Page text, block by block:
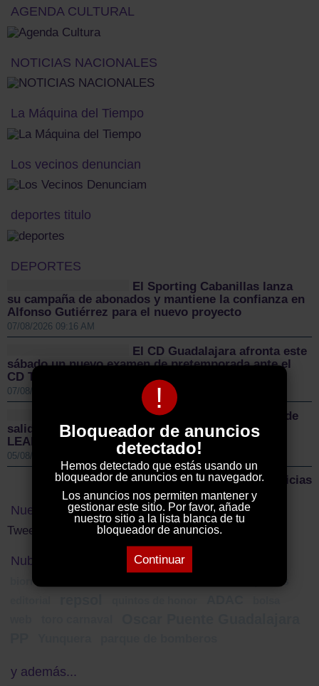
!
Bloqueador de anuncios
detectado!
Hemos detectado que estás usando un
bloqueador de anuncios en tu navegador.
Los anuncios nos permiten mantener y
gestionar este sitio. Por favor, añade
nuestro sitio a la lista blanca de tu
bloqueador de anuncios.
Continuar
AGENDA CULTURAL
NOTICIAS NACIONALES
La Máquina del Tiempo
Los vecinos denuncian
deportes titulo
DEPORTES
El Sporting Cabanillas lanza
su campaña de abonados y mantiene la confianza en
Alfonso Gutiérrez para el nuevo proyecto
07/08/2026 09:16 AM
El CD Guadalajara afronta este
sábado un nuevo examen de pretemporada ante el
CD Toledo
07/08/2026 08:55 AM
Sigüenza da el pistoletazo de
salida a la II Vuelta Ciclista Castilla-La Mancha
LEADER
05/08/2026 01:00 PM
Más noticias
Nuestro Twitter
Tweets by ElDecanodeGuad1
Nube de Tags
biorrefinería Deportes
y además...